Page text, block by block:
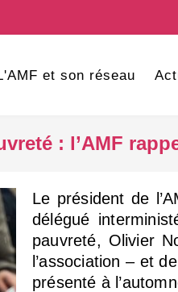
et son réseau
: l’AMF
Le président de
délégué
pauvreté, Olivier
l’association – et
présenté à